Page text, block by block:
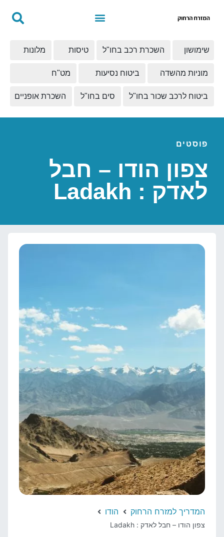
שימושון השכרת רכב בחו"ל טיסות מלונות
מוניות מהשדה ביטוח נסיעות מט"ח
ביטוח לרכב שכור בחו"ל סים בחו"ל השכרת אופניים
פוסטים
צפון הודו – חבל
לאדק : Ladakh
המדריך למזרח הרחוק הודו
צפון הודו – חבל לאדק : Ladakh